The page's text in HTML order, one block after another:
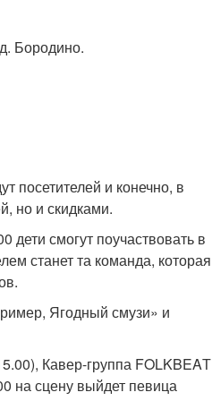
Бородино.
посетителей и конечно, в
но и скидками.
смогут поучаствовать в
станет та команда, которая
Ягодный смузи» и
Кавер-группа FOLKBEAТ
на сцену выйдет певица